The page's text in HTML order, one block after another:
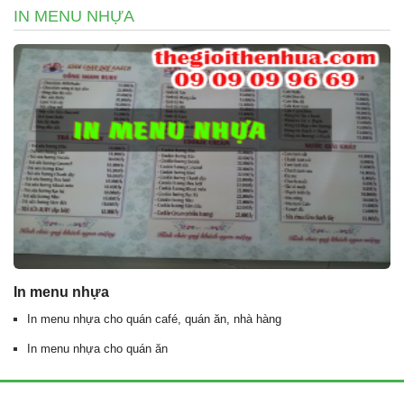
IN MENU NHỰA
In menu nhựa
In menu nhựa cho quán café, quán ăn, nhà hàng
In menu nhựa cho quán ăn